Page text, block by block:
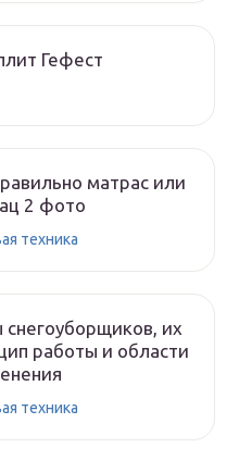
Гефест
матрас или
2 фото
техника
их
работы и области
техника